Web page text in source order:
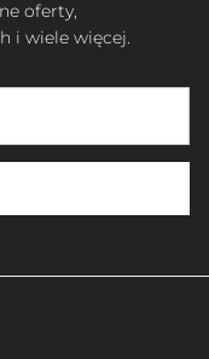
oferty,
i wiele więcej.